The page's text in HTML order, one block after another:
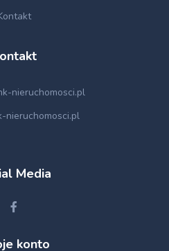
nieruchomosci.pl
nieruchomosci.pl
Media
konto